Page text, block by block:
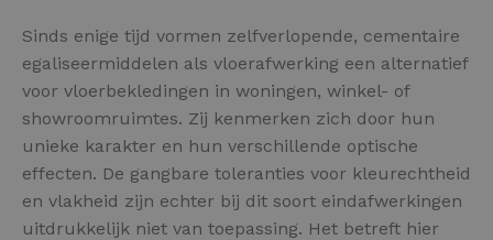
Sinds enige tijd vormen zelfverlopende, cementaire
egaliseermiddelen als vloerafwerking een alternatief
voor vloerbekledingen in woningen, winkel- of
showroomruimtes. Zij kenmerken zich door hun
unieke karakter en hun verschillende optische
effecten. De gangbare toleranties voor kleurechtheid
en vlakheid zijn echter bij dit soort eindafwerkingen
uitdrukkelijk niet van toepassing. Het betreft hier